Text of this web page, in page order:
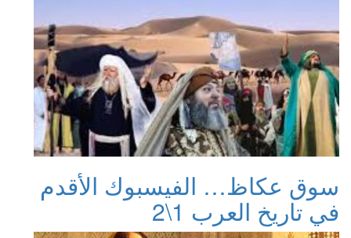
سوق عكاظ… الفيسبوك الأقدم
في تاريخ العرب 1\2